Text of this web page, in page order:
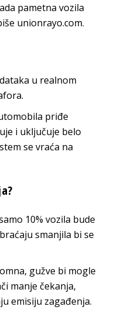
pametna vozila
unionrayo.com.
u realnom
priđe
i uključuje belo
se vraća na
10% vozila bude
smanjila bi se
gužve bi mogle
manje čekanja,
emisiju zagađenja.